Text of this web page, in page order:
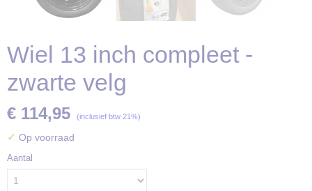
Wiel 13 inch compleet -
zwarte velg
€ 114,95 (inclusief btw 21%)
✓ Op voorraad
Aantal